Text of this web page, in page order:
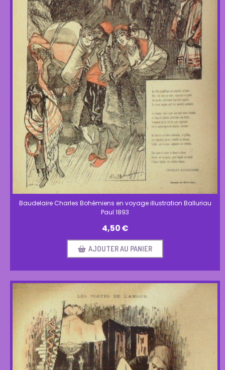
Baudelaire Charles Bohémiens en voyage illustration Balluriau
Paul 1893
4,50€
AJOUTER AU PANIER